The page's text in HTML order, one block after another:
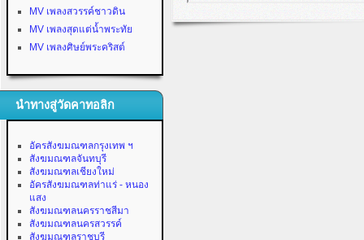
MV เพลงสวรรค์ชาวดิน
MV เพลงสุดแต่น้ำพระทัย
MV เพลงศิษย์พระคริสต์
นำทางสู่วัดคาทอลิก
อัครสังฆมณฑลกรุงเทพ ฯ
สังฆมณฑลจันทบุรี
สังฆมณฑลเชียงใหม่
อัครสังฆมณฑลท่าแร่ - หนอง
แสง
สังฆมณฑลนครราชสีมา
สังฆมณฑลนครสวรรค์
สังฆมณฑลราชบุรี